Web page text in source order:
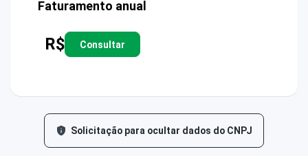
Faturamento anual
R$ Consultar
Solicitação para ocultar dados do CNPJ